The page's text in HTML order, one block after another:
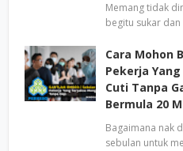
Memang tidak
begitu sukar
Cara Mohon
Pekerja
Cuti Tanpa
Bermula 20
Bagaimana nak
sebulan untuk